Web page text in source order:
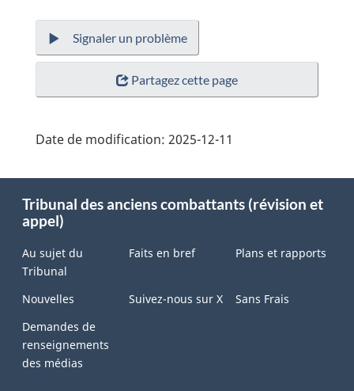
Signaler un problème
Partagez cette page
Date de modification: 2025-12-11
this
site
Tribunal des anciens combattants (révision et
appel)
Au sujet du
Tribunal
Faits en bref Plans et rapports
Nouvelles Suivez-nous sur X
Sans Frais
Demandes de
renseignements
des médias